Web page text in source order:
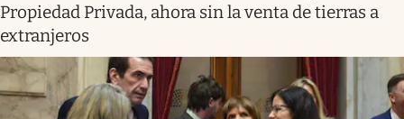
Propiedad Privada, ahora sin la venta de tierras a
extranjeros